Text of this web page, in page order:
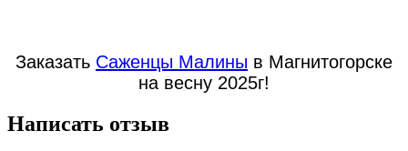
Заказать Саженцы Малины в Магнитогорске
на весну 2025г!
Написать отзыв